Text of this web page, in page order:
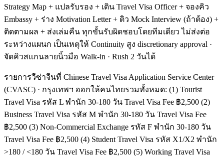
Strategy Map + แปลรับรอง + เดิน Travel Visa Officer + จองคิว
Embassy + ร่าง Motivation Letter + ติว Mock Interview (ถ้าต้อง) +
ติดตามผล + ส่งเล่มคืน ทุกขั้นรับผิดชอบโดยทีมเดียว ไม่ส่งต่อ
ระหว่างแผนก เป็นเหตุให้ Continuity สูง discretionary approval ·
จัดคิวสแกนลายนิ้วมือ Walk-in · Rush 2 วันได้
รายการวีซ่าจีนที่ Chinese Travel Visa Application Service Center
(CVASC) · กรุงเทพฯ ออกให้คนไทยรวมทั้งหมด: (1) Tourist
Travel Visa รหัส L พำนัก 30-180 วัน Travel Visa Fee ฿2,500 (2)
Business Travel Visa รหัส M พำนัก 30-180 วัน Travel Visa Fee
฿2,500 (3) Non-Commercial Exchange รหัส F พำนัก 30-180 วัน
Travel Visa Fee ฿2,500 (4) Student Travel Visa รหัส X1/X2 พำนัก
>180 / <180 วัน Travel Visa Fee ฿2,500 (5) Working Travel Visa